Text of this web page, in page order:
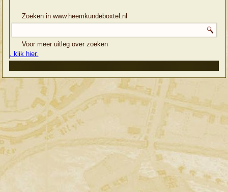
Zoeken in www.heemkundeboxtel.nl
Voor meer uitleg over zoeken
. klik hier.